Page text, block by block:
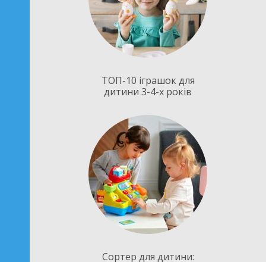
ТОП-10 іграшок для
дитини 3-4-х років
Сортер для дитини: